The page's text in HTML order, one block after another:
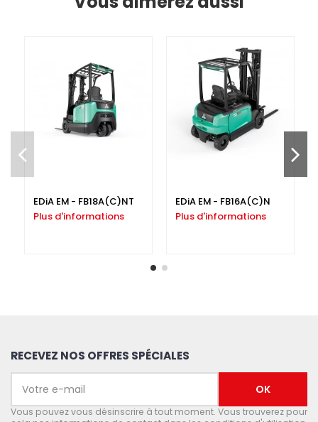
EDiA EM - FB18A(C)NT
Plus d'informations
EDiA EM - FB16A(C)N
Plus d'informations
RECEVEZ NOS OFFRES SPÉCIALES
Vous pouvez vous désinscrire à tout moment. Vous trouverez pour